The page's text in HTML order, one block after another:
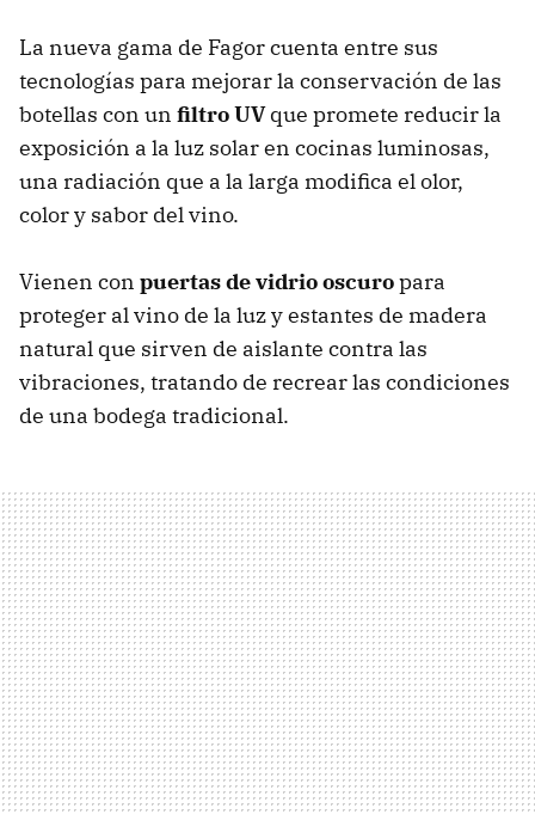
La nueva gama de Fagor cuenta entre sus
tecnologías para mejorar la conservación de las
botellas con un filtro UVque promete reducir la
exposición a la luz solar en cocinas luminosas,
una radiación que a la larga modifica el olor,
color y sabor del vino.
Vienen con puertas de vidrio oscuropara
proteger al vino de la luz y estantes de madera
natural que sirven de aislante contra las
vibraciones, tratando de recrear las condiciones
de una bodega tradicional.